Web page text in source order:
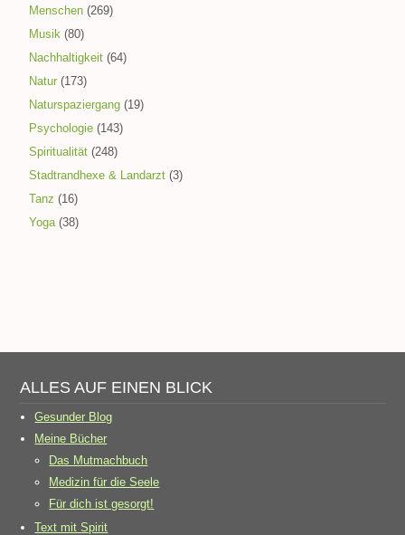
Menschen (269)
Musik (80)
Nachhaltigkeit (64)
Natur (173)
Naturspaziergang (19)
Psychologie (143)
Spiritualität (248)
Stadtrandhexe & Landarzt (3)
Tanz (16)
Yoga (38)
ALLES AUF EINEN BLICK
Gesunder Blog
Meine Bücher
Das Mutmachbuch
Medizin für die Seele
Für dich ist gesorgt!
Text mit Spirit